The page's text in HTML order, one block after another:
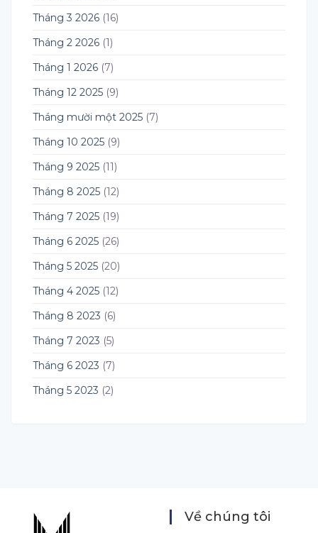
Tháng 3 2026 (16)
Tháng 2 2026 (1)
Tháng 1 2026 (7)
Tháng 12 2025 (9)
Tháng mười một 2025 (7)
Tháng 10 2025 (9)
Tháng 9 2025 (11)
Tháng 8 2025 (12)
Tháng 7 2025 (19)
Tháng 6 2025 (26)
Tháng 5 2025 (20)
Tháng 4 2025 (12)
Tháng 8 2023 (6)
Tháng 7 2023 (5)
Tháng 6 2023 (7)
Tháng 5 2023 (2)
Về chúng tôi